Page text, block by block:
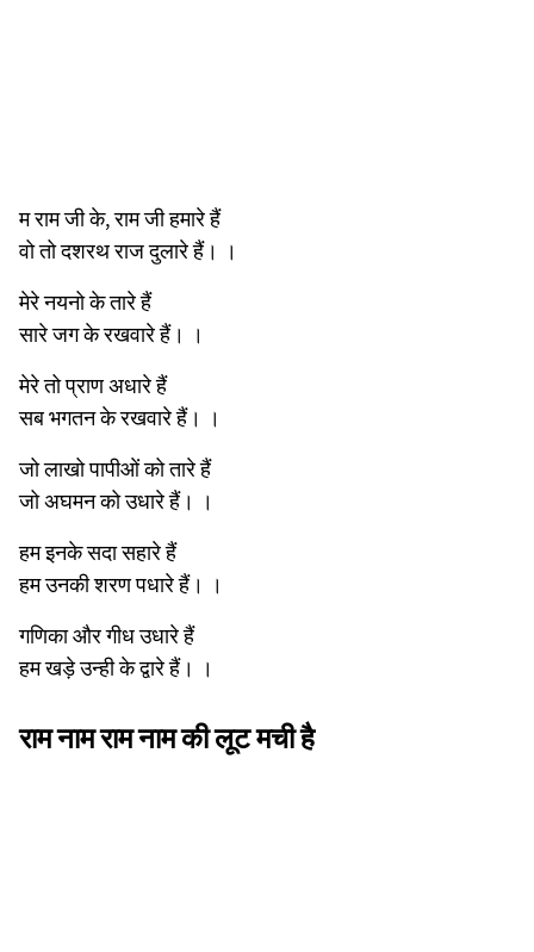
म राम जी के, राम जी हमारे हैं
वो तो दशरथ राज दुलारे हैं। ।
मेरे नयनो के तारे हैं
सारे जग के रखवारे हैं। ।
मेरे तो प्राण अधारे हैं
सब भगतन के रखवारे हैं। ।
जो लाखो पापीओं को तारे हैं
जो अघमन को उधारे हैं। ।
हम इनके सदा सहारे हैं
हम उनकी शरण पधारे हैं। ।
गणिका और गीध उधारे हैं
हम खड़े उन्ही के द्वारे हैं। ।
राम नाम राम नाम की लूट मची है